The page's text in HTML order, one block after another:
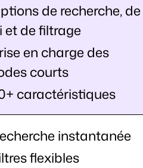
de recherche, de
et de filtrage
en charge des
courts
caractéristiques
instantanée
flexibles